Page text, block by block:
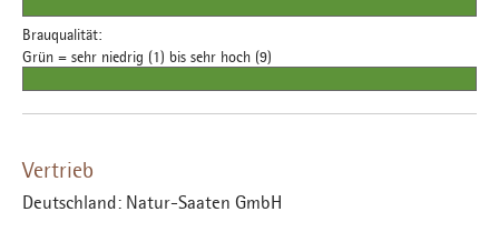
Brauqualität:
Grün = sehr niedrig (1) bis sehr hoch (9)
Vertrieb
Deutschland: Natur-Saaten GmbH